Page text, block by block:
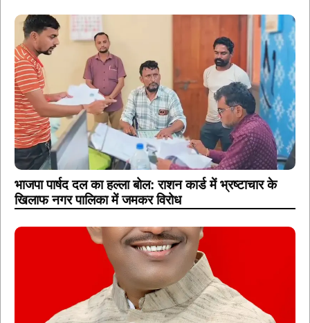
भाजपा पार्षद दल का हल्ला बोल: राशन कार्ड में भ्रष्टाचार के
खिलाफ नगर पालिका में जमकर विरोध